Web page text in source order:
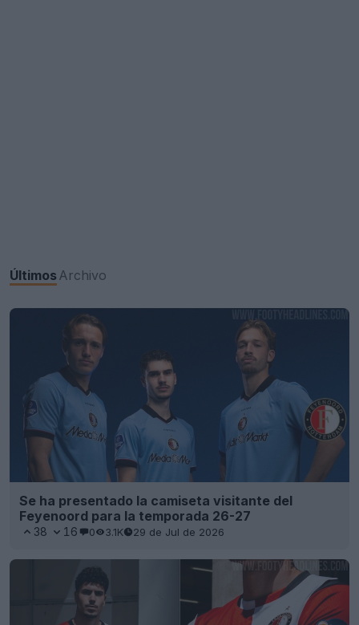
Últimos Archivo
Se ha presentado la camiseta visitante del
Feyenoord para la temporada 26-27
38 16 0 3.1K 29 de Jul de 2026